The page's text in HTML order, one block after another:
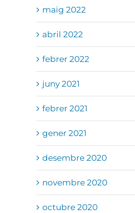
maig 2022
abril 2022
febrer 2022
juny 2021
febrer 2021
gener 2021
desembre 2020
novembre 2020
octubre 2020